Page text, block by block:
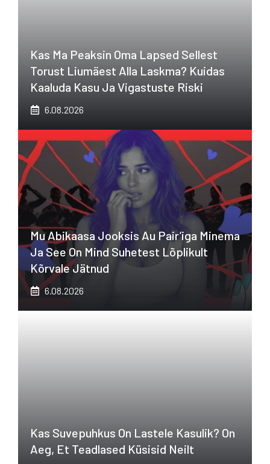
Kas Ma Peaksin Oma Lapsed Sellest
Torust Liumäest Alla Laskma? Kuidas
Kaaluda Kasu Ja Vigastuste Riski
6.08.2026
Mu Abikaasa Jooksis Au Pair’iga Minema
Ja See On Mind Suhetest Lõplikult
Kõrvale Jätnud
6.08.2026
Kas Suvepuhkus On Lastele Kasulik? On
Aeg, Et Teadlased Küsisid Neilt